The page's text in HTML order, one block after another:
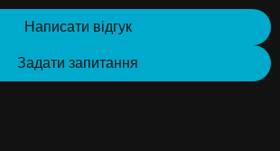
Написати відгук
Задати запитання